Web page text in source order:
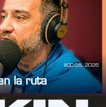
AGO 05, 2026
la ruta